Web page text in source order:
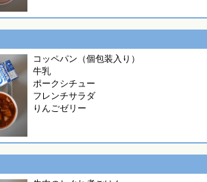
コッペパン（個包装入り）
牛乳
ポークシチュー
フレンチサラダ
りんごゼリー